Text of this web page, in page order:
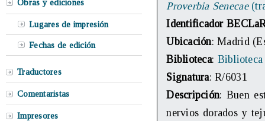
Obras y ediciones
Lugares de impresión
Fechas de edición
Traductores
Comentaristas
Impresores
Proverbia Senecae
Identificador
Ubicación: Madrid
Biblioteca: Biblioteca
Signatura: R/6031
Descripción: Buen
nervios dorados y